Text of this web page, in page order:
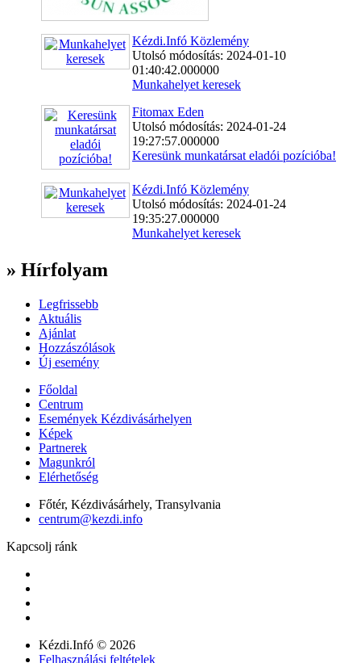
Kézdi.Infó Közlemény
Utolsó módosítás: 2024-01-10
01:40:42.000000
Munkahelyet keresek
Fitomax Eden
Utolsó módosítás: 2024-01-24
19:27:57.000000
Keresünk munkatársat eladói pozícióba!
Kézdi.Infó Közlemény
Utolsó módosítás: 2024-01-24
19:35:27.000000
Munkahelyet keresek
» Hírfolyam
Legfrissebb
Aktuális
Ajánlat
Hozzászólások
Új esemény
Főoldal
Centrum
Események Kézdivásárhelyen
Képek
Partnerek
Magunkról
Elérhetőség
Főtér, Kézdivásárhely, Transylvania
centrum@kezdi.info
Kapcsolj ránk
Kézdi.Infó © 2026
Felhasználási feltételek